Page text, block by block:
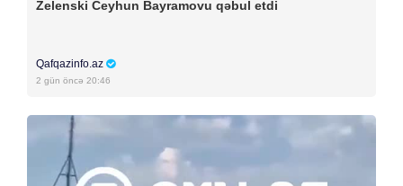
Zelenski Ceyhun Bayramovu qəbul etdi
Qafqazinfo.az
2 gün öncə 20:46